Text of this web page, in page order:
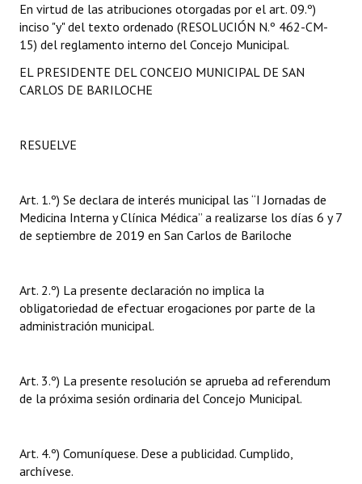
En virtud de las atribuciones otorgadas por el art. 09.º)
inciso "y" del texto ordenado (RESOLUCIÓN N.º 462-CM-
15) del reglamento interno del Concejo Municipal.
EL PRESIDENTE DEL CONCEJO MUNICIPAL DE SAN
CARLOS DE BARILOCHE
RESUELVE
Art. 1.º) Se declara de interés municipal las “I Jornadas de
Medicina Interna y Clínica Médica” a realizarse los días 6 y 7
de septiembre de 2019 en San Carlos de Bariloche
Art. 2.º) La presente declaración no implica la
obligatoriedad de efectuar erogaciones por parte de la
administración municipal.
Art. 3.º) La presente resolución se aprueba ad referendum
de la próxima sesión ordinaria del Concejo Municipal.
Art. 4.º) Comuníquese. Dese a publicidad. Cumplido,
archívese.